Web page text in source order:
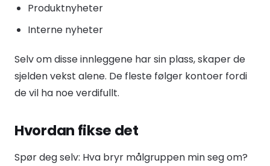
Produktnyheter
Interne nyheter
Selv om disse innleggene har sin plass, skaper de
sjelden vekst alene. De fleste følger kontoer fordi
de vil ha noe verdifullt.
Hvordan fikse det
Spør deg selv: Hva bryr målgruppen min seg om?